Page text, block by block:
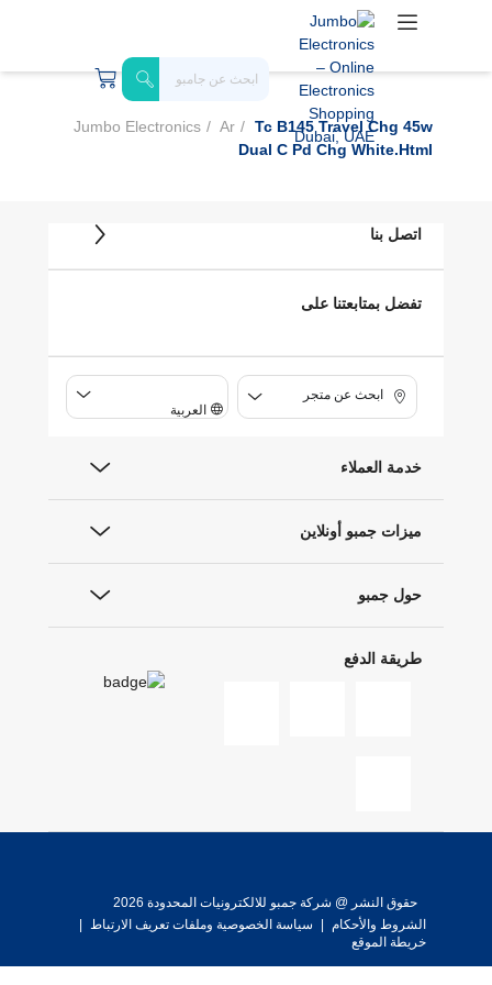
Jumbo Electronics Ar
Tc B145 Travel Chg 45w
Dual C Pd Chg White.html
اتصل بنا
تفضل بمتابعتنا على
ابحث عن متجر
العربية
خدمة العملاء
ميزات جمبو أونلاين
حول جمبو
طريقة الدفع
حقوق النشر @ شركة جمبو للالكترونيات المحدودة 2026
الشروط والأحكام
سياسة الخصوصية وملفات تعريف الارتباط
خريطة الموقع